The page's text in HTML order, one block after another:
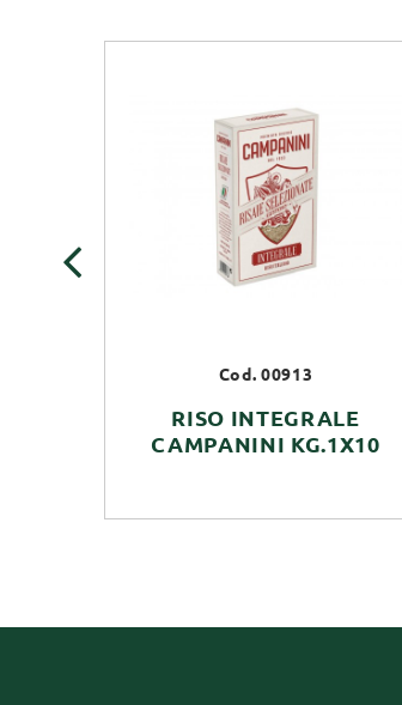
Cod. 00913
RISO INTEGRALE
CAMPANINI KG.1X10